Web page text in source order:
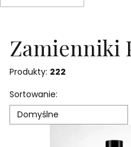
Zamienniki
Produkty: 222
Lista
Sortowanie:
Domyślne